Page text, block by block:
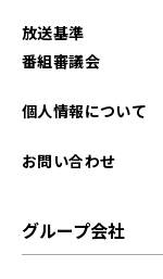
放送基準
番組審議会
個人情報について
お問い合わせ
グループ会社